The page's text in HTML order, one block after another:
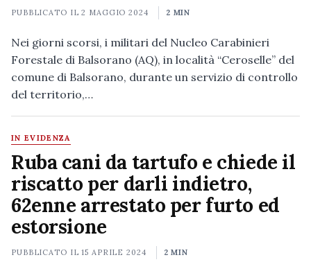
PUBBLICATO IL2 MAGGIO 2024 2 MIN
Nei giorni scorsi, i militari del Nucleo Carabinieri
Forestale di Balsorano (AQ), in località “Ceroselle” del
comune di Balsorano, durante un servizio di controllo
del territorio,…
IN EVIDENZA
Ruba cani da tartufo e chiede il
riscatto per darli indietro,
62enne arrestato per furto ed
estorsione
PUBBLICATO IL15 APRILE 2024 2 MIN